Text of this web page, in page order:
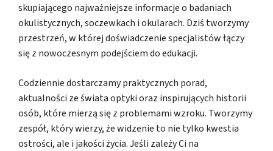
skupiającego najważniejsze informacje o badaniach
okulistycznych, soczewkach i okularach. Dziś tworzymy
przestrzeń, w której doświadczenie specjalistów łączy
się z nowoczesnym podejściem do edukacji.
Codziennie dostarczamy praktycznych porad,
aktualności ze świata optyki oraz inspirujących historii
osób, które mierzą się z problemami wzroku. Tworzymy
zespół, który wierzy, że widzenie to nie tylko kwestia
ostrości, ale i jakości życia. Jeśli zależy Ci na